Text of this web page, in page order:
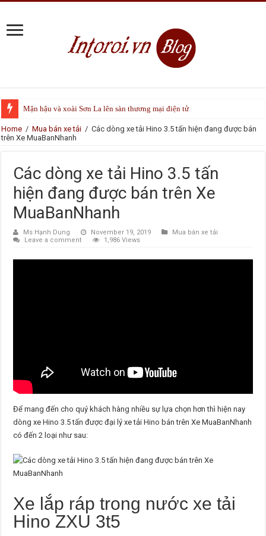
Mận hậu và xoài Sơn La lên sàn thương mại điện tử
Home / Mua bán xe tải / Các dòng xe tải Hino 3.5 tấn hiện đang được bán
trên Xe MuaBanNhanh
Các dòng xe tải Hino 3.5 tấn
hiện đang được bán trên Xe
MuaBanNhanh
Ms Hạnh Dung November 19, 2019
Mua bán xe tải
Leave a comment
1,986 Views
Để mang đến cho quý khách hàng nhiều sự lựa chọn hơn thì hiện nay
dòng xe Hino 3.5 tấn được đại lý xe tải Hino bán trên Xe MuaBanNhanh
có đến 2 loại như sau:
Xe lắp ráp trong nước xe tải
Hino ZXU 3t5